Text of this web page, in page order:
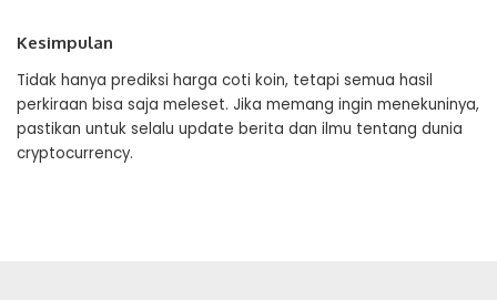
Kesimpulan
Tidak hanya prediksi harga coti koin, tetapi semua hasil
perkiraan bisa saja meleset. Jika memang ingin menekuninya,
pastikan untuk selalu update berita dan ilmu tentang dunia
cryptocurrency.